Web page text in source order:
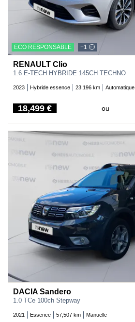
ECO RESPONSABLE +1
RENAULT Clio
1.6 E-TECH HYBRIDE 145CH TECHNO
2023 Hybride essence 23,196 km Automatique
Price
18,499 € ou
DACIA Sandero
1.0 TCe 100ch Stepway
2021 Essence 57,507 km Manuelle